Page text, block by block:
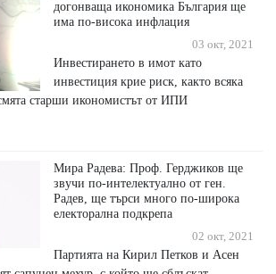
догонваща икономика България ще
има по-висока инфлация
03 окт, 2021
Инвестирането в имот като
инвестиция крие риск, както всяка
старши икономистът от ИПИ
Мира Радева: Проф. Герджиков ще
звучи по-интелектуално от ген.
Радев, ще търси много по-широка
електорална подкрепа
02 окт, 2021
Партията на Кирил Петков и Асен